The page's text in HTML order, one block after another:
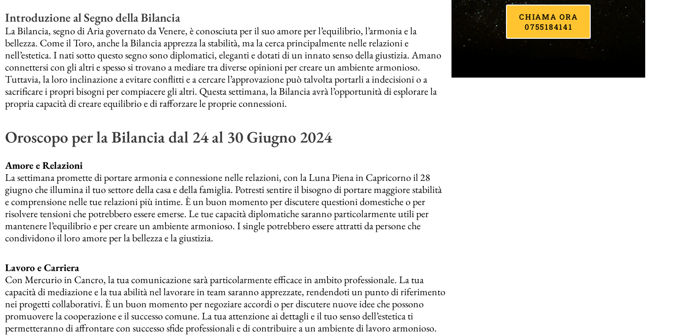
Introduzione al Segno della Bilancia
La Bilancia, segno di Aria governato da Venere, è conosciuta per il suo amore per l’equilibrio, l’armonia e la
bellezza. Come il Toro, anche la Bilancia apprezza la stabilità, ma la cerca principalmente nelle relazioni e
nell’estetica. I nati sotto questo segno sono diplomatici, eleganti e dotati di un innato senso della giustizia. Amano
connettersi con gli altri e spesso si trovano a mediare tra diverse opinioni per creare un ambiente armonioso.
Tuttavia, la loro inclinazione a evitare conflitti e a cercare l’approvazione può talvolta portarli a indecisioni o a
sacrificare i propri bisogni per compiacere gli altri. Questa settimana, la Bilancia avrà l’opportunità di esplorare la
propria capacità di creare equilibrio e di rafforzare le proprie connessioni.
Oroscopo per la Bilancia dal 24 al 30 Giugno 2024
Amore e Relazioni
La settimana promette di portare armonia e connessione nelle relazioni, con la Luna Piena in Capricorno il 28
giugno che illumina il tuo settore della casa e della famiglia. Potresti sentire il bisogno di portare maggiore stabilità
e comprensione nelle tue relazioni più intime. È un buon momento per discutere questioni domestiche o per
risolvere tensioni che potrebbero essere emerse. Le tue capacità diplomatiche saranno particolarmente utili per
mantenere l’equilibrio e per creare un ambiente armonioso. I single potrebbero essere attratti da persone che
condividono il loro amore per la bellezza e la giustizia.
Lavoro e Carriera
Con Mercurio in Cancro, la tua comunicazione sarà particolarmente efficace in ambito professionale. La tua
capacità di mediazione e la tua abilità nel lavorare in team saranno apprezzate, rendendoti un punto di riferimento
nei progetti collaborativi. È un buon momento per negoziare accordi o per discutere nuove idee che possono
promuovere la cooperazione e il successo comune. La tua attenzione ai dettagli e il tuo senso dell’estetica ti
permetteranno di affrontare con successo sfide professionali e di contribuire a un ambiente di lavoro armonioso.
CHIAMA ORA
0755184141